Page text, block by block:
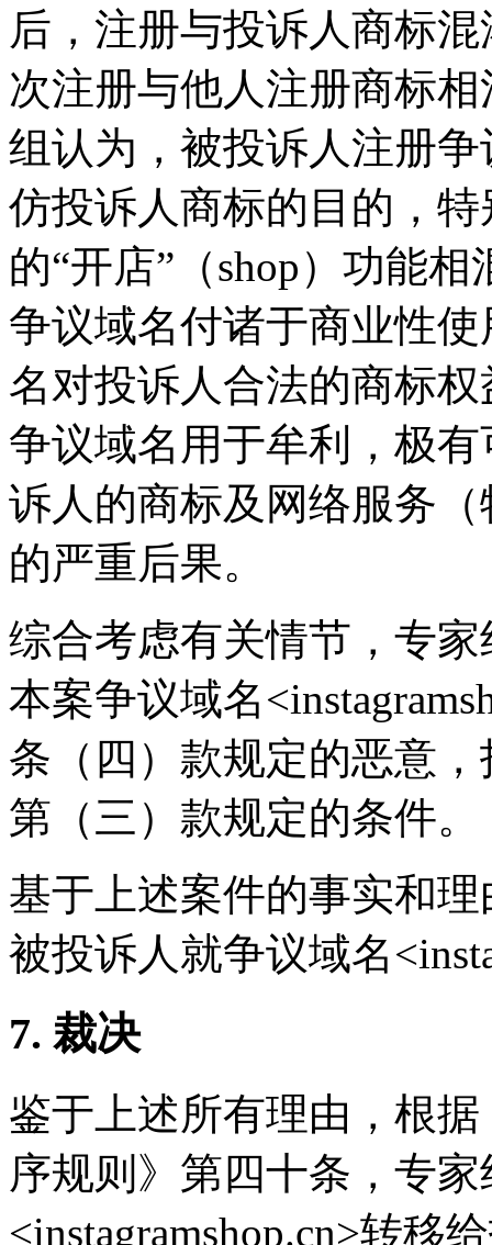
后，注册与投诉人商标
次注册与他人注册商标
组认为，被投诉人注册
仿投诉人商标的目的，
的“开店”（shop）功能
争议域名付诸于商业性
名对投诉人合法的商标
争议域名用于牟利，极
诉人的商标及网络服务
的严重后果。
综合考虑有关情节，专
本案争议域名
条（四）款规定的恶意
第（三）款规定的条件。
基于上述案件的事实和
被投诉人就争议域名
7. 裁决
鉴于上述所有理由，根
序规则》第四十条，专
<instagramshop.cn>转移